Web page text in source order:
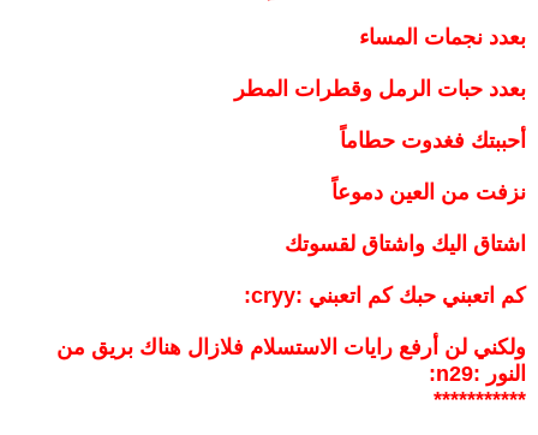
بعدد نجمات المساء
بعدد حبات الرمل وقطرات المطر
أحببتك فغدوت حطاماً
نزفت من العين دموعاً
اشتاق اليك واشتاق لقسوتك
كم اتعبني حبك كم اتعبني :cryy:
ولكني لن أرفع رايات الاستسلام فلازال هناك بريق من
النور :n29:
***********